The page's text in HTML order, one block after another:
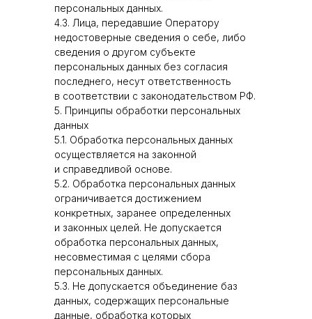
персональных данных.
4.3. Лица, передавшие Оператору
недостоверные сведения о себе, либо
сведения о другом субъекте
персональных данных без согласия
последнего, несут ответственность
в соответствии с законодательством РФ.
5. Принципы обработки персональных
данных
5.1. Обработка персональных данных
осуществляется на законной
и справедливой основе.
5.2. Обработка персональных данных
ограничивается достижением
конкретных, заранее определенных
и законных целей. Не допускается
обработка персональных данных,
несовместимая с целями сбора
персональных данных.
5.3. Не допускается объединение баз
данных, содержащих персональные
данные, обработка которых